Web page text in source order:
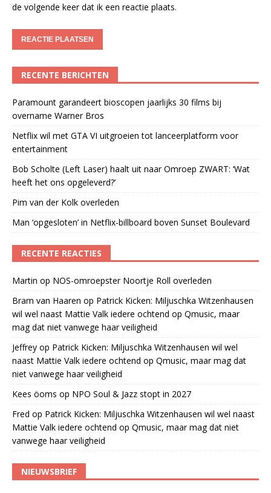
de volgende keer dat ik een reactie plaats.
RECENTE BERICHTEN
Paramount garandeert bioscopen jaarlijks 30 films bij
overname Warner Bros
Netflix wil met GTA VI uitgroeien tot lanceerplatform voor
entertainment
Bob Scholte (Left Laser) haalt uit naar Omroep ZWART: ‘Wat
heeft het ons opgeleverd?’
Pim van der Kolk overleden
Man ‘opgesloten’ in Netflix-billboard boven Sunset Boulevard
RECENTE REACTIES
Martin op NOS-omroepster Noortje Roll overleden
Bram van Haaren op Patrick Kicken: Miljuschka Witzenhausen
wil wel naast Mattie Valk iedere ochtend op Qmusic, maar
mag dat niet vanwege haar veiligheid
Jeffrey op Patrick Kicken: Miljuschka Witzenhausen wil wel
naast Mattie Valk iedere ochtend op Qmusic, maar mag dat
niet vanwege haar veiligheid
Kees öoms op NPO Soul & Jazz stopt in 2027
Fred op Patrick Kicken: Miljuschka Witzenhausen wil wel naast
Mattie Valk iedere ochtend op Qmusic, maar mag dat niet
vanwege haar veiligheid
NIEUWSBRIEF